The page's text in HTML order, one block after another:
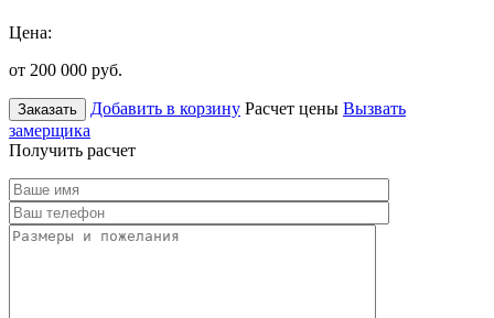
Цена:
от 200 000 руб.
Заказать Добавить в корзину Расчет цены Вызвать
замерщика
Получить расчет